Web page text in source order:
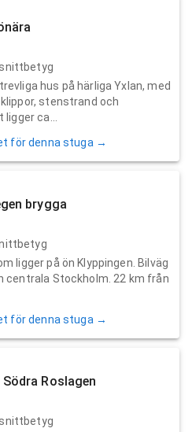
hus på härliga Yxlan, med
stenstrand och
ca...
för denna stuga →
brygga
ligger på ön Klyppingen. Bilväg
centrala Stockholm. 22 km från
för denna stuga →
Roslagen